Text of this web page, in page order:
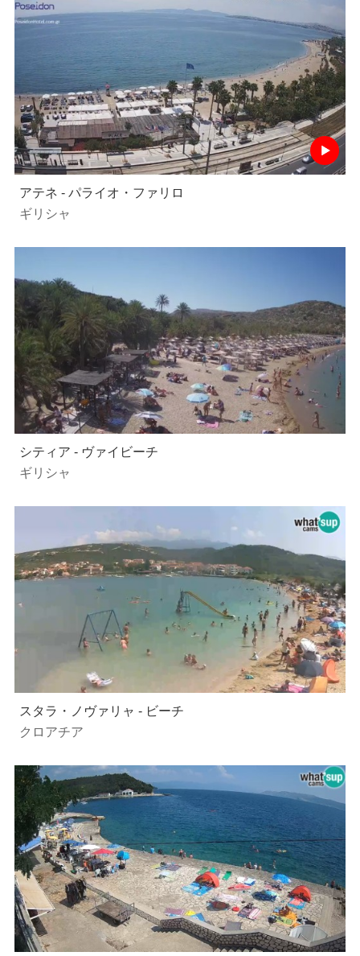
アテネ - パライオ・ファリロ
ギリシャ
シティア - ヴァイビーチ
ギリシャ
スタラ・ノヴァリャ - ビーチ
クロアチア